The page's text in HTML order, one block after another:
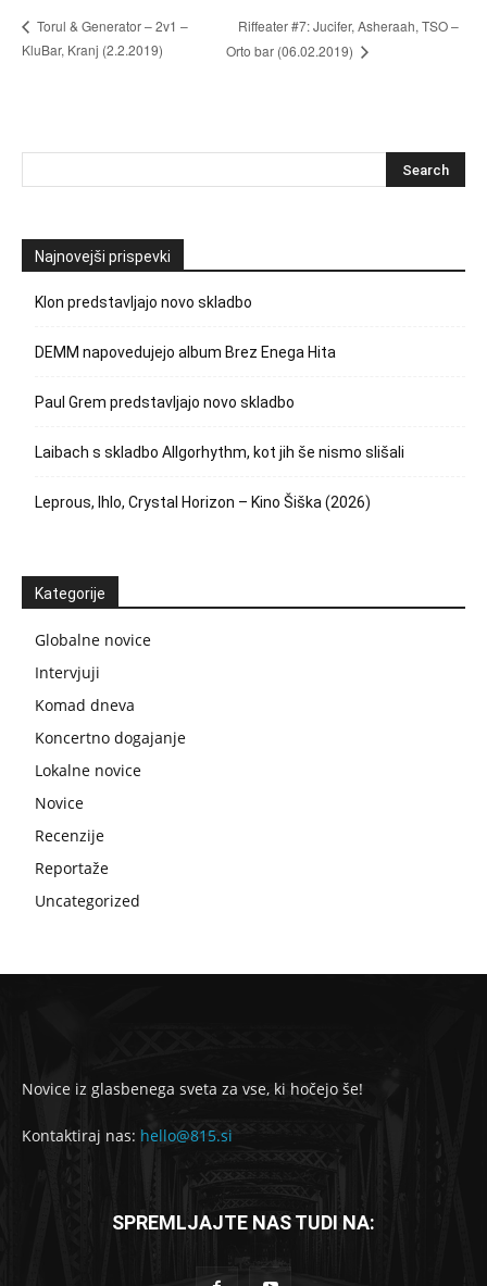
Torul & Generator – 2v1 –
KluBar, Kranj (2.2.2019)
Riffeater #7: Jucifer, Asheraah, TSO –
Orto bar (06.02.2019)
Najnovejši prispevki
Klon predstavljajo novo skladbo
DEMM napovedujejo album Brez Enega Hita
Paul Grem predstavljajo novo skladbo
Laibach s skladbo Allgorhythm, kot jih še nismo slišali
Leprous, Ihlo, Crystal Horizon – Kino Šiška (2026)
Kategorije
Globalne novice
Intervjuji
Komad dneva
Koncertno dogajanje
Lokalne novice
Novice
Recenzije
Reportaže
Uncategorized
Novice iz glasbenega sveta za vse, ki hočejo še!
Kontaktiraj nas: hello@815.si
SPREMLJAJTE NAS TUDI NA: